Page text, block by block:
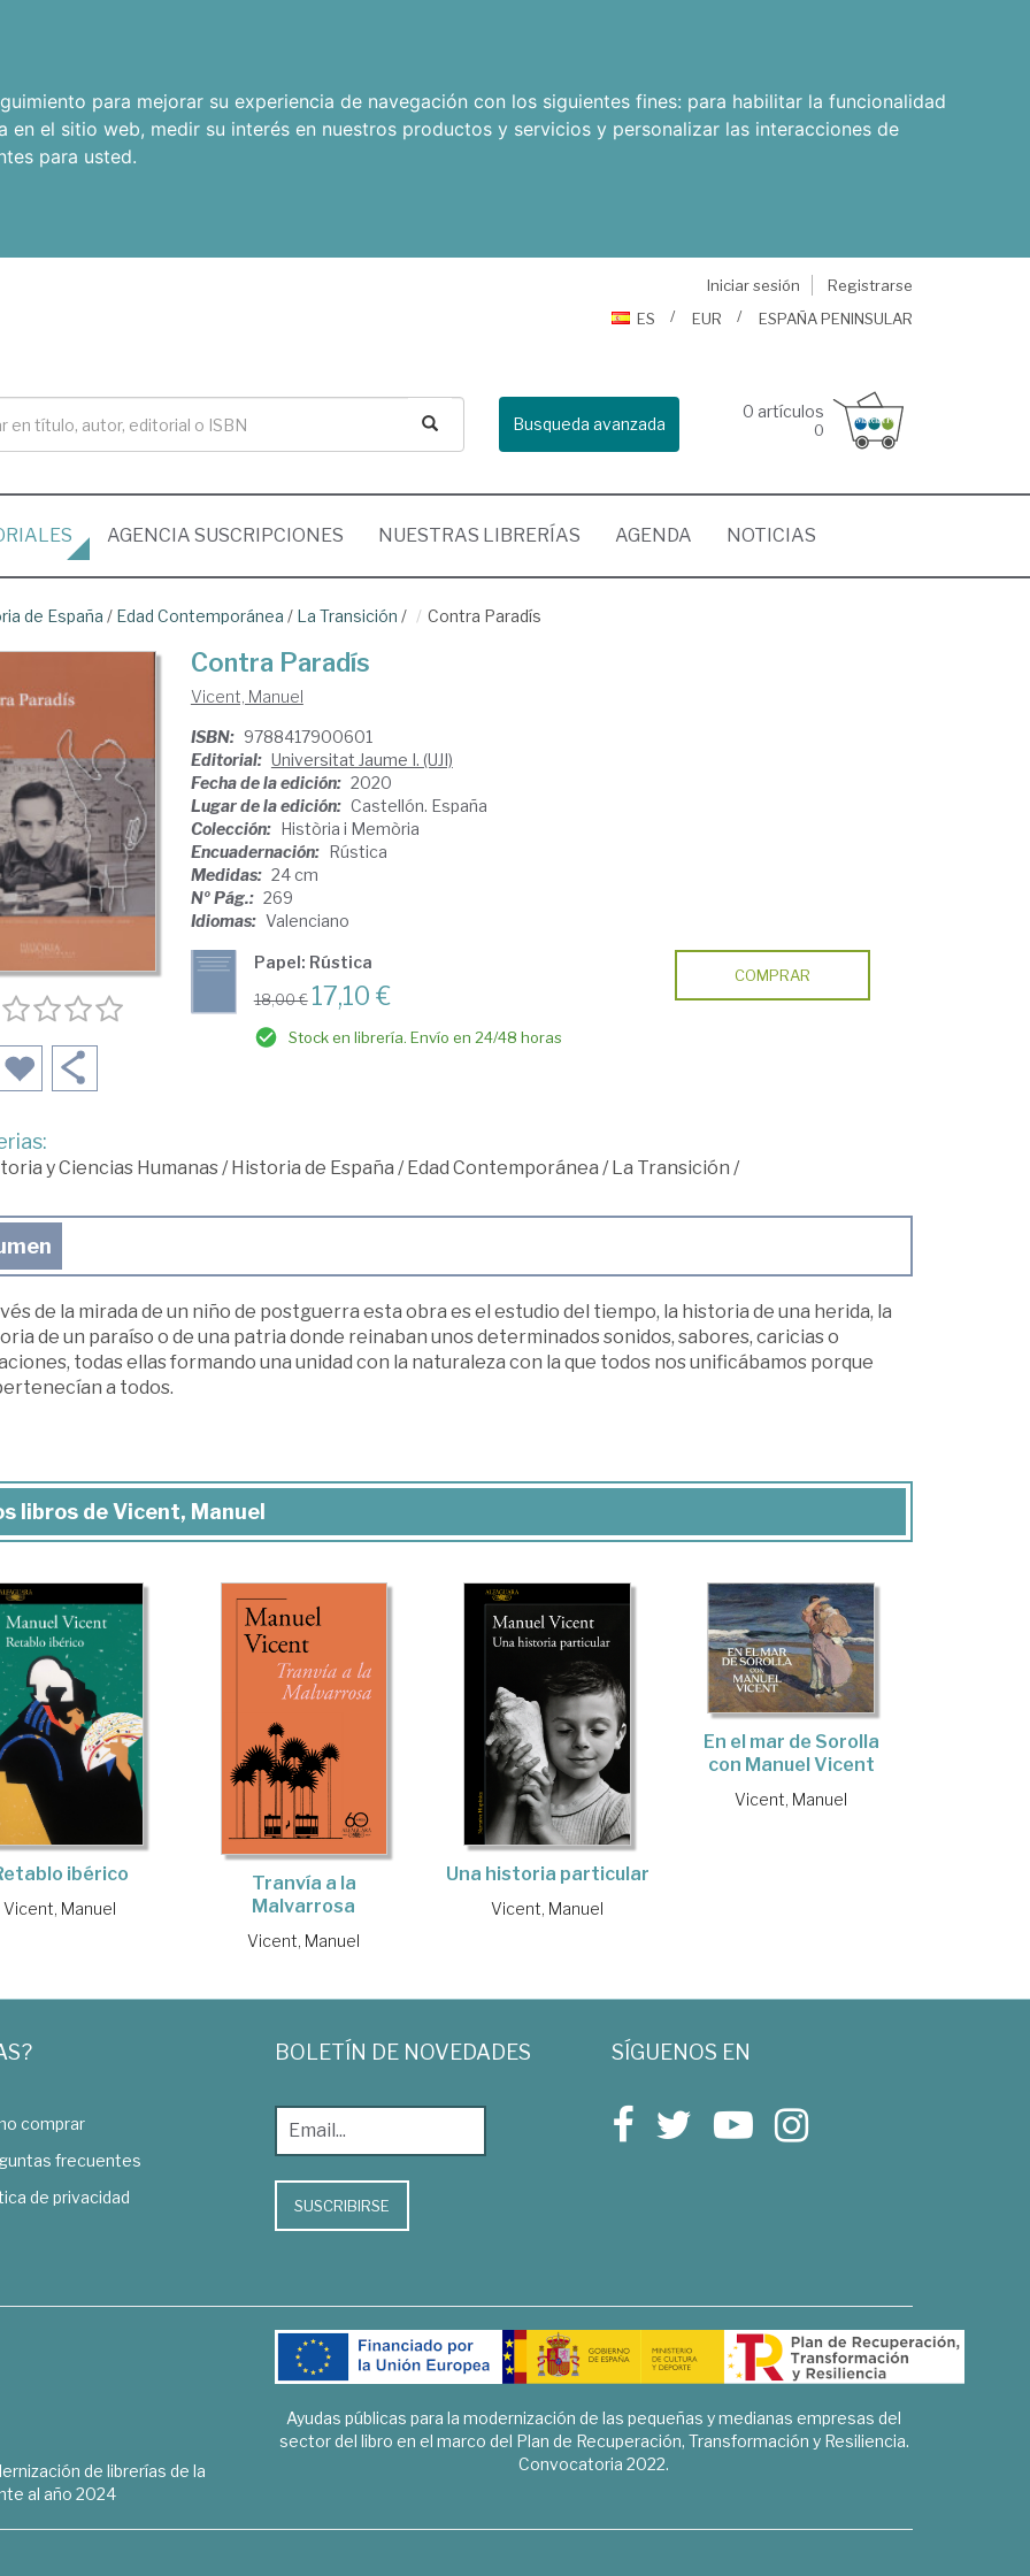
para mejorar su experiencia de navegación con los siguientes fines: para habilitar la funcionalidad
en el sitio web, medir su interés en nuestros productos y servicios y personalizar las interacciones de
para usted.
Iniciar sesión
Registrarse
ES
EUR ESPAÑA PENINSULAR
Busqueda avanzada
0 artículos
0
AGENCIA SUSCRIPCIONES NUESTRAS LIBRERÍAS AGENDA NOTICIAS
de España / Edad Contemporánea / La Transición / Contra Paradís
Contra Paradís
Vicent, Manuel
ISBN: 9788417900601
Editorial: Universitat Jaume I. (UJI)
Fecha de la edición: 2020
Lugar de la edición: Castellón. España
Colección: Història i Memòria
Encuadernación: Rústica
Medidas: 24 cm
Nº Pág.: 269
Idiomas: Valenciano
Papel: Rústica
18,00 € 17,10 €
Stock en librería. Envío en 24/48 horas
COMPRAR
y Ciencias Humanas/ Historia de España / Edad Contemporánea / La Transición /
de la mirada de un niño de postguerra esta obra es el estudio del tiempo, la historia de una herida, la
de un paraíso o de una patria donde reinaban unos determinados sonidos, sabores, caricias o
todas ellas formando una unidad con la naturaleza con la que todos nos unificábamos porque
a todos.
libros de Vicent, Manuel
ibérico
Vicent, Manuel
Tranvía a la
Malvarrosa
Vicent, Manuel
Una historia particular
Vicent, Manuel
En el mar de Sorolla
con Manuel Vicent
Vicent, Manuel
comprar
frecuentes
de privacidad
BOLETÍN DE NOVEDADES
SUSCRIBIRSE
SÍGUENOS EN
de librerías de la
al año 2024
Ayudas públicas para la modernización de las pequeñas y medianas empresas del
sector del libro en el marco del Plan de Recuperación, Transformación y Resiliencia.
Convocatoria 2022.